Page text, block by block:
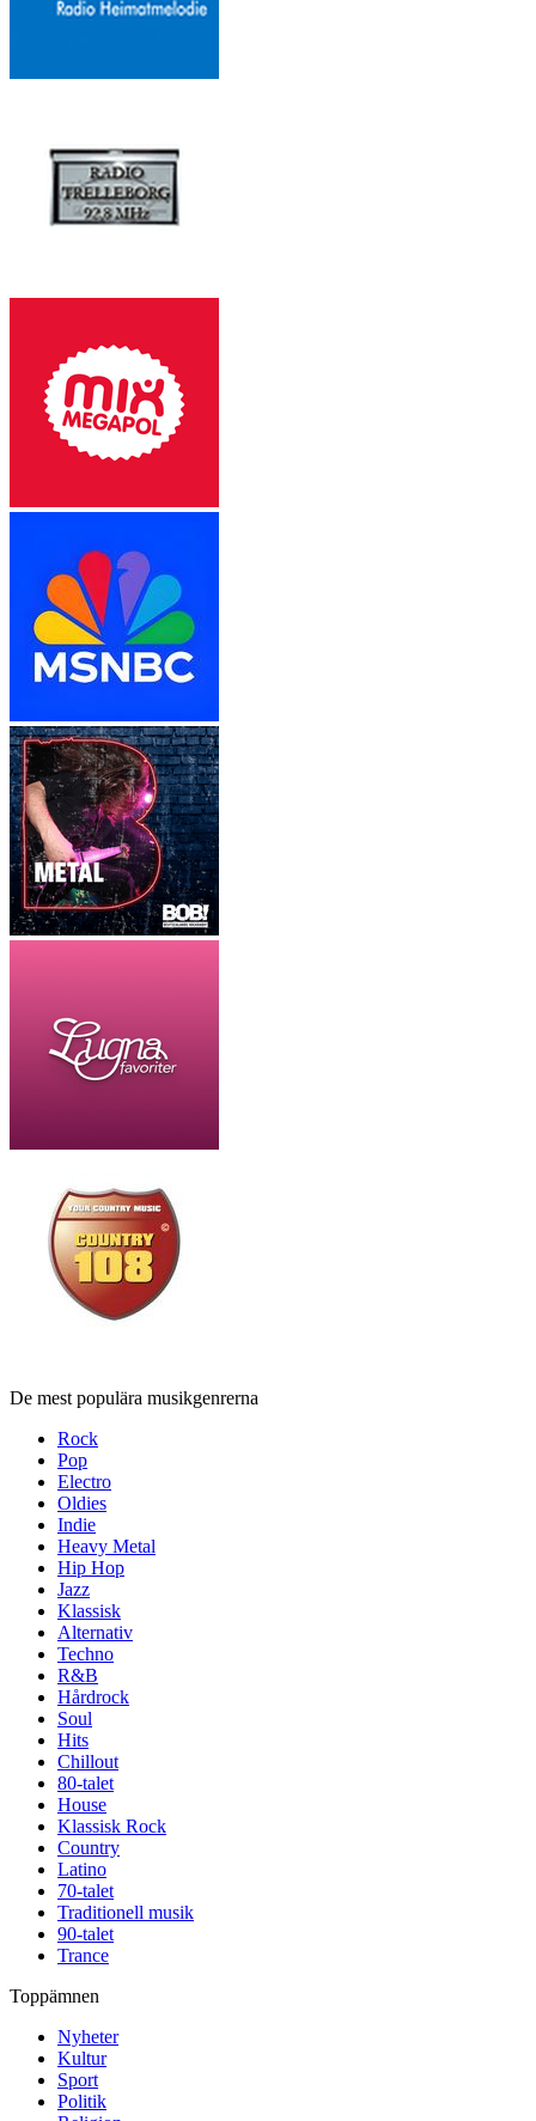
De mest populära musikgenrerna
Rock
Pop
Electro
Oldies
Indie
Heavy Metal
Hip Hop
Jazz
Klassisk
Alternativ
Techno
R&B
Hårdrock
Soul
Hits
Chillout
80-talet
House
Klassisk Rock
Country
Latino
70-talet
Traditionell musik
90-talet
Trance
Toppämnen
Nyheter
Kultur
Sport
Politik